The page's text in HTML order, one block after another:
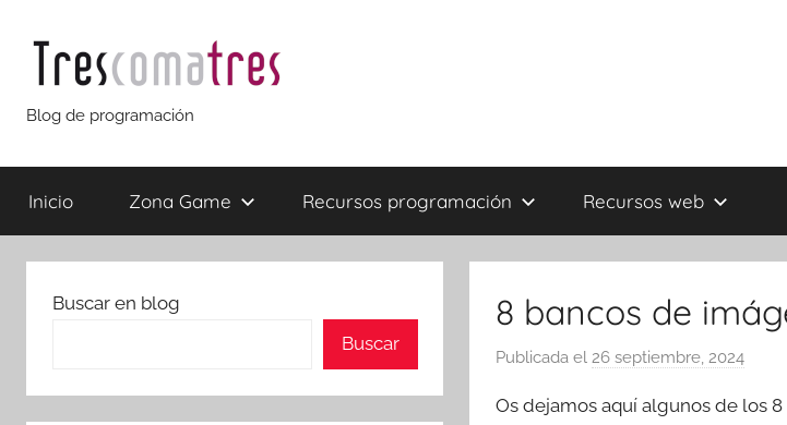
contenido
Trescomatres
Blog de programación
Inicio Zona Game Recursos programación Recursos web
8 bancos de
Publicada el 26 septiembre, 2024p
r
Os dejamos aquí algunos de los
Buscar en blog
Buscar